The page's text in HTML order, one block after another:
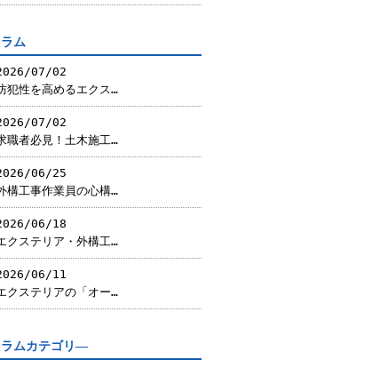
ム
07/02
犯性を高めるエクス…
07/02
職者必見！土木施工…
06/25
構工事作業員の心構…
06/18
クステリア・外構工…
06/11
クステリアの「オー…
ラムカテゴリ―